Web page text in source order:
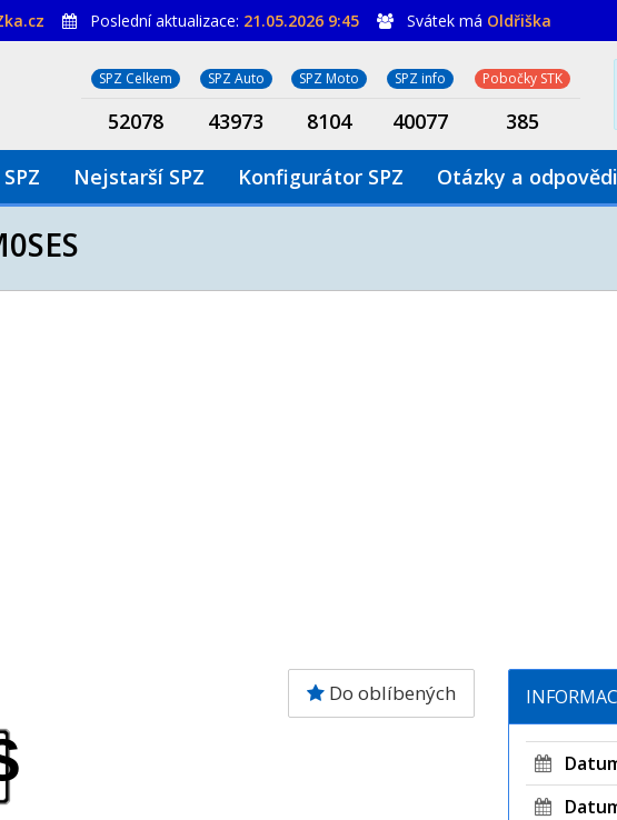
Poslední aktualizace: 21.05.2026 9:45 Svátek má Oldřiška
SPZ Celkem SPZ Auto SPZ Moto SPZ info Pobočky STK
52078 43973 8104 40077 385
Nejstarší SPZ Konfigurátor SPZ Otázky a odpovědi
Do oblíbených